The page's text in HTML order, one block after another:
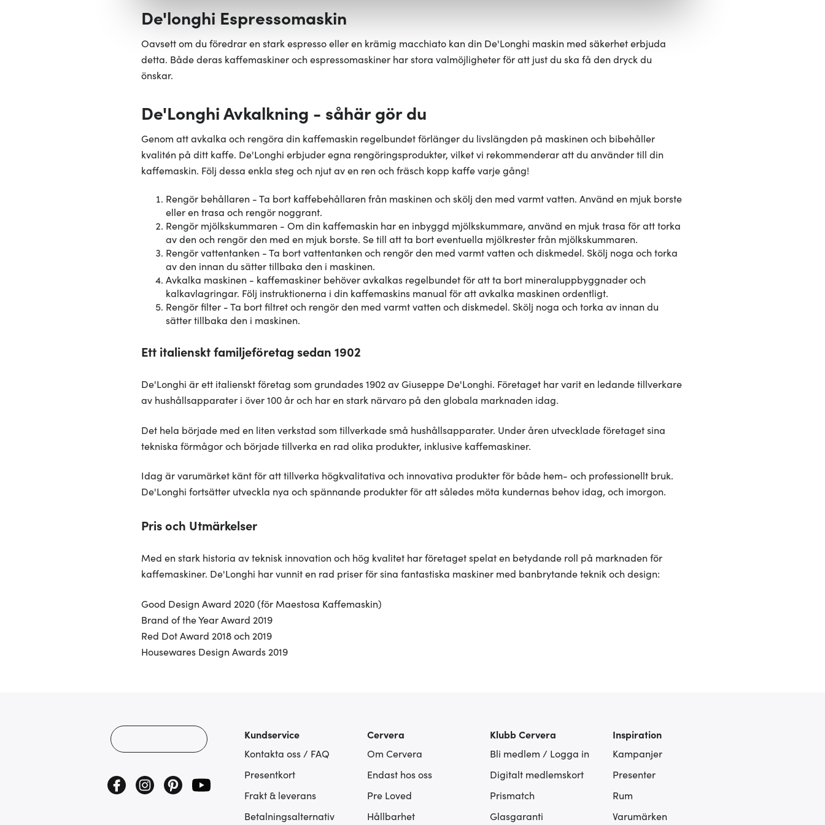
att vi kan analysera vår trafik och göra hemsidan ännu bättre. Du bestämmer själv vilka cookies som du vill dela med dig
De'longhi Espressomaskin
Oavsett om du föredrar en stark espresso eller en krämig macchiato kan din De'Longhi maskin med säkerhet erbjuda
detta. Både deras kaffemaskiner och espressomaskiner har stora valmöjligheter för att just du ska få den dryck du
önskar.
De'Longhi Avkalkning - såhär gör du
Genom att avkalka och rengöra din kaffemaskin regelbundet förlänger du livslängden på maskinen och bibehåller
kvalitén på ditt kaffe. De'Longhi erbjuder egna rengöringsprodukter, vilket vi rekommenderar att du använder till din
kaffemaskin. Följ dessa enkla steg och njut av en ren och fräsch kopp kaffe varje gång!
Rengör behållaren - Ta bort kaffebehållaren från maskinen och skölj den med varmt vatten. Använd en mjuk borste
eller en trasa och rengör noggrant.
Rengör mjölkskummaren - Om din kaffemaskin har en inbyggd mjölkskummare, använd en mjuk trasa för att torka
av den och rengör den med en mjuk borste. Se till att ta bort eventuella mjölkrester från mjölkskummaren.
Rengör vattentanken - Ta bort vattentanken och rengör den med varmt vatten och diskmedel. Skölj noga och torka
av den innan du sätter tillbaka den i maskinen.
Avkalka maskinen - kaffemaskiner behöver avkalkas regelbundet för att ta bort mineraluppbyggnader och
kalkavlagringar. Följ instruktionerna i din kaffemaskins manual för att avkalka maskinen ordentligt.
Rengör filter - Ta bort filtret och rengör den med varmt vatten och diskmedel. Skölj noga och torka av innan du
sätter tillbaka den i maskinen.
Ett italienskt familjeföretag sedan 1902
De'Longhi är ett italienskt företag som grundades 1902 av Giuseppe De'Longhi. Företaget har varit en ledande tillverkare
av hushållsapparater i över 100 år och har en stark närvaro på den globala marknaden idag.
Det hela började med en liten verkstad som tillverkade små hushållsapparater. Under åren utvecklade företaget sina
tekniska förmågor och började tillverka en rad olika produkter, inklusive kaffemaskiner.
Idag är varumärket känt för att tillverka högkvalitativa och innovativa produkter för både hem- och professionellt bruk.
De'Longhi fortsätter utveckla nya och spännande produkter för att således möta kundernas behov idag, och imorgon.
Pris och Utmärkelser
Med en stark historia av teknisk innovation och hög kvalitet har företaget spelat en betydande roll på marknaden för
kaffemaskiner. De'Longhi har vunnit en rad priser för sina fantastiska maskiner med banbrytande teknik och design:
Good Design Award 2020 (för Maestosa Kaffemaskin)
Brand of the Year Award 2019
Red Dot Award 2018 och 2019
Housewares Design Awards 2019
Kundservice
Kontakta oss / FAQ
Presentkort
Frakt & leverans
Betalningsalternativ
Cervera
Om Cervera
Endast hos oss
Pre Loved
Hållbarhet
Klubb Cervera
Bli medlem / Logga in
Digitalt medlemskort
Prismatch
Glasgaranti
Inspiration
Kampanjer
Presenter
Rum
Varumärken